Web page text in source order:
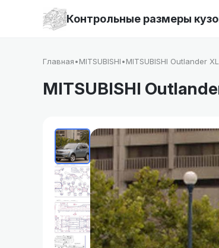
Контрольные размеры
Главная•MITSUBISHI•MITSUBISHI Outlander
MITSUBISHI